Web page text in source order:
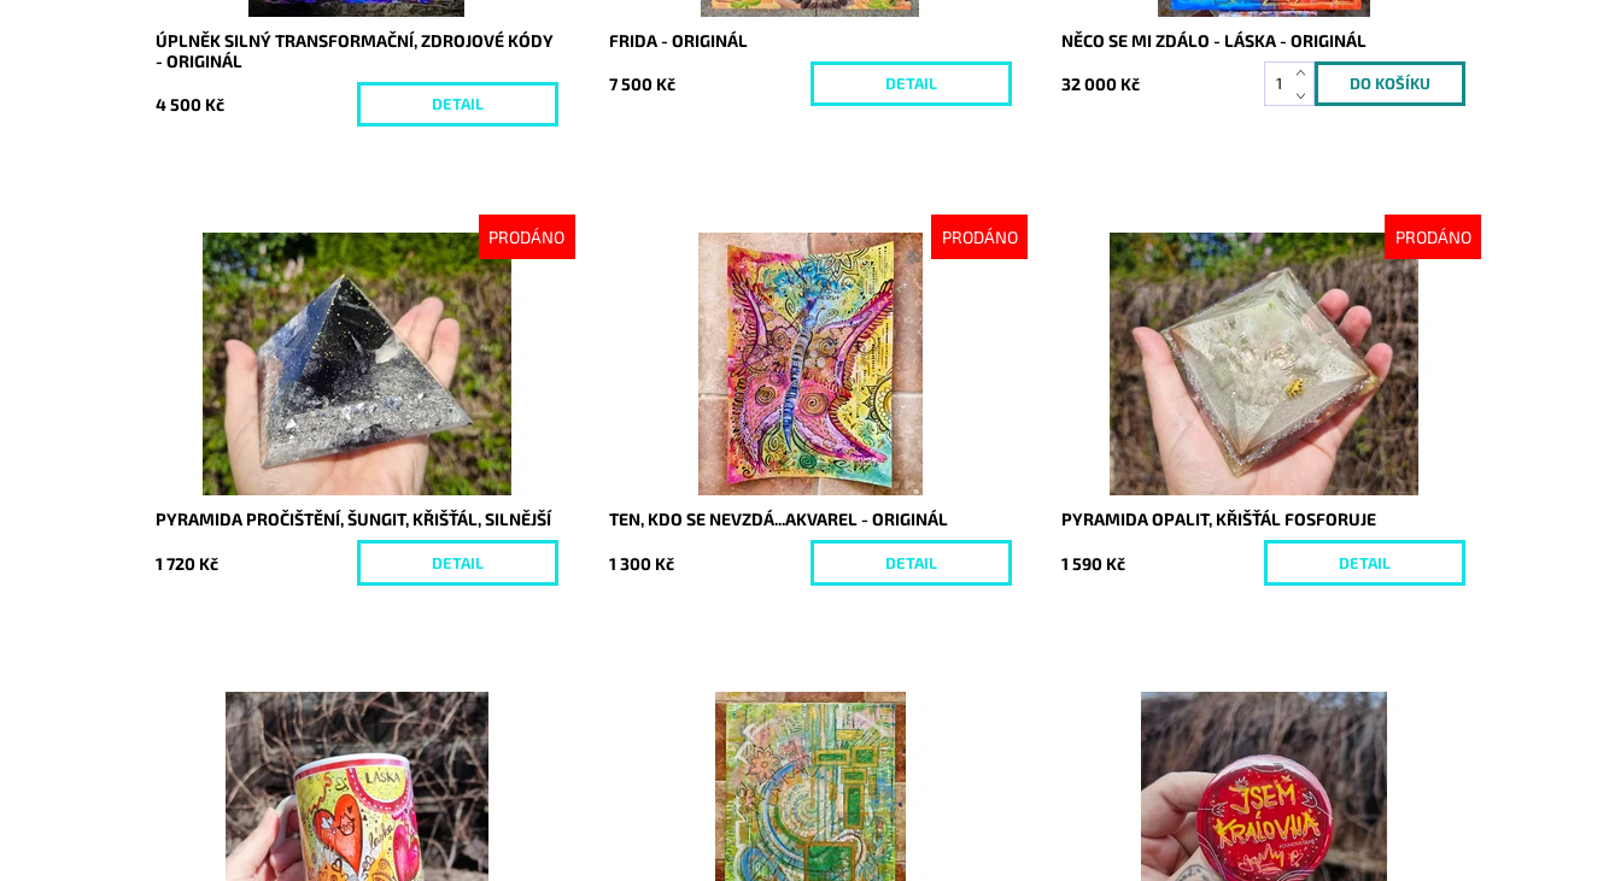
ÚPLNĚK SILNÝ TRANSFORMAČNÍ, ZDROJOVÉ KÓDY
- ORIGINÁL
4 500 Kč DETAIL
FRIDA - ORIGINÁL
7 500 Kč DETAIL
NĚCO SE MI ZDÁLO - LÁSKA - ORIGINÁL
32 000 Kč
PRODÁNO
Dostupnost:
Vyprodáno
10225
PYRAMIDA PROČIŠTĚNÍ, ŠUNGIT, KŘIŠŤÁL, SILNĚJŠÍ
1 720 Kč DETAIL
PRODÁNO
Dostupnost:
Vyprodáno
9372
TEN, KDO SE NEVZDÁ...AKVAREL - ORIGINÁL
1 300 Kč DETAIL
PRODÁNO
Dostupnost:
Vyprodáno
10214
PYRAMIDA OPALIT, KŘIŠŤÁL FOSFORUJE
1 590 Kč DETAIL
Dostupnost:
Skladem
8377
Skladem
9360
Dostupnost:
Skladem
10150